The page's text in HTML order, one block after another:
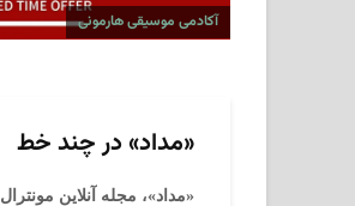
آکادمی موسیقی هارمونی
«مداد» در چند خط
«مداد»، مجله آنلاین مونترال